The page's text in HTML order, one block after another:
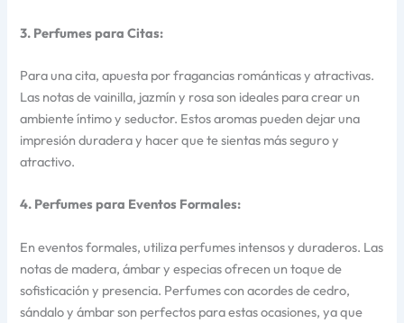
3. Perfumes para Citas:
Para una cita, apuesta por fragancias románticas y atractivas.
Las notas de vainilla, jazmín y rosa son ideales para crear un
ambiente íntimo y seductor. Estos aromas pueden dejar una
impresión duradera y hacer que te sientas más seguro y
atractivo.
4. Perfumes para Eventos Formales:
En eventos formales, utiliza perfumes intensos y duraderos. Las
notas de madera, ámbar y especias ofrecen un toque de
sofisticación y presencia. Perfumes con acordes de cedro,
sándalo y ámbar son perfectos para estas ocasiones, ya que